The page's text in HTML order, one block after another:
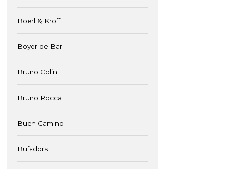
Boërl & Kroff
Boyer de Bar
Bruno Colin
Bruno Rocca
Buen Camino
Bufadors